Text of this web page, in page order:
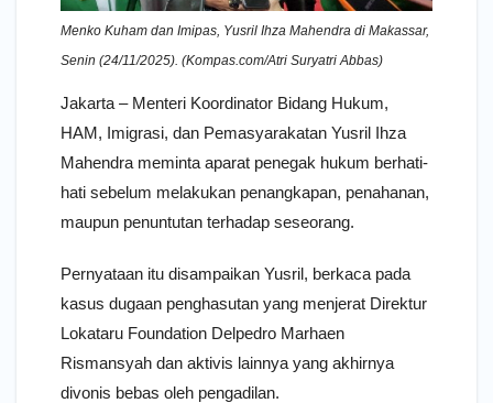
Menko Kuham dan Imipas, Yusril Ihza Mahendra di Makassar,
Senin (24/11/2025). (Kompas.com/Atri Suryatri Abbas)
Jakarta – Menteri Koordinator Bidang Hukum,
HAM, Imigrasi, dan Pemasyarakatan Yusril Ihza
Mahendra meminta aparat penegak hukum berhati-
hati sebelum melakukan penangkapan, penahanan,
maupun penuntutan terhadap seseorang.
Pernyataan itu disampaikan Yusril, berkaca pada
kasus dugaan penghasutan yang menjerat Direktur
Lokataru Foundation Delpedro Marhaen
Rismansyah dan aktivis lainnya yang akhirnya
divonis bebas oleh pengadilan.